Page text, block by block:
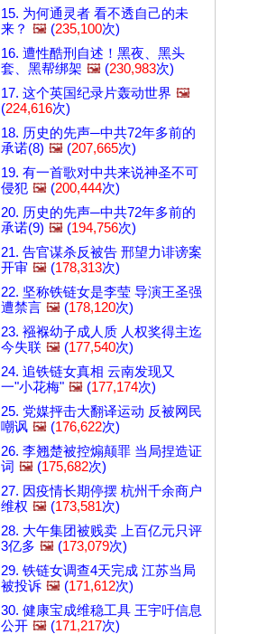
15. 为何通灵者 看不透自己的未
来？ 🖼️ (235,100次)
16. 遭性酷刑自述！黑夜、黑头
套、黑帮绑架 🖼️ (230,983次)
17. 这个英国纪录片轰动世界 🖼️
(224,616次)
18. 历史的先声─中共72年多前的
承诺(8) 🖼️ (207,665次)
19. 有一首歌对中共来说神圣不可
侵犯 🖼️ (200,444次)
20. 历史的先声─中共72年多前的
承诺(9) 🖼️ (194,756次)
21. 告官谋杀反被告 邢望力诽谤案
开审 🖼️ (178,313次)
22. 坚称铁链女是李莹 导演王圣强
遭禁言 🖼️ (178,120次)
23. 襁褓幼子成人质 人权奖得主迄
今失联 🖼️ (177,540次)
24. 追铁链女真相 云南发现又
一"小花梅" 🖼️ (177,174次)
25. 党媒抨击大翻译运动 反被网民
嘲讽 🖼️ (176,622次)
26. 李翘楚被控煽颠罪 当局捏造证
词 🖼️ (175,682次)
27. 因疫情长期停摆 杭州千余商户
维权 🖼️ (173,581次)
28. 大午集团被贱卖 上百亿元只评
3亿多 🖼️ (173,079次)
29. 铁链女调查4天完成 江苏当局
被投诉 🖼️ (171,612次)
30. 健康宝成维稳工具 王宇吁信息
公开 🖼️ (171,217次)